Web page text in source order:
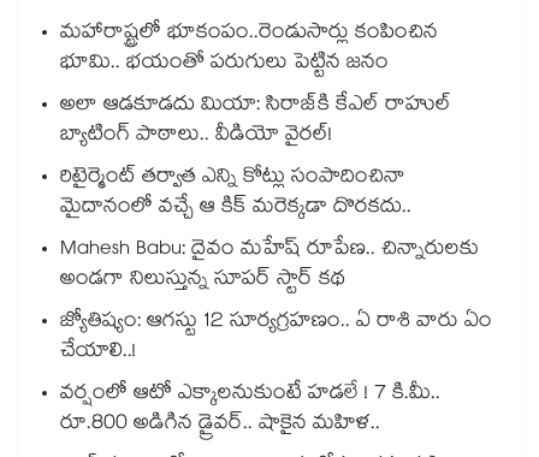
మహారాష్ట్రలో భూకంపం..రెండుసార్లు కంపించిన
భూమి.. భయంతో పరుగులు పెట్టిన జనం
అలా ఆడకూడదు మియా: సిరాజ్‌కి కేఎల్ రాహుల్
బ్యాటింగ్ పాఠాలు.. వీడియో వైరల్!
రిటైర్మెంట్ తర్వాత ఎన్ని కోట్లు సంపాదించినా
మైదానంలో వచ్చే ఆ కిక్ మరెక్కడా దొరకదు..
Mahesh Babu: దైవం మహేష్ రూపేణ.. చిన్నారులకు
అండగా నిలుస్తున్న సూపర్ స్టార్ కథ
జ్యోతిష్యం: ఆగస్టు 12 సూర్యగ్రహణం.. ఏ రాశి వారు ఏం
చేయాలి..!
వర్షంలో ఆటో ఎక్కాలనుకుంటే హడలే ! 7 కి.మీ..
రూ.800 అడిగిన డ్రైవర్.. షాకైన మహిళ..